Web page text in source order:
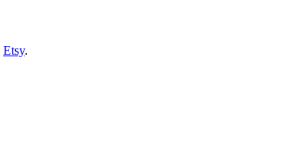
Etsy.